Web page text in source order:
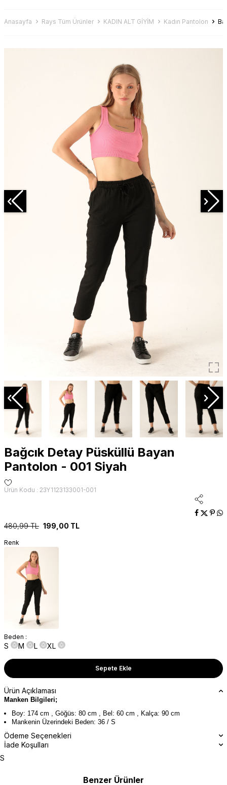
Anasayfa Rays Tüm Ürünler KADIN ALT GİYİM Kadın Pantolon
Bağcık Detay Püsküllü Bayan
Pantolon - 001 Siyah
Ürün Kodu : 23Y1123133001-001
480,99TL 199,00 TL
Renk
Beden :
S M L XL
Sepete Ekle
Ürün Açıklaması
Manken Bilgileri;
Boy: 174 cm , Göğüs: 80 cm , Bel: 60 cm , Kalça: 90 cm
Mankenin Üzerindeki Beden: 36 / S
Ödeme Seçenekleri
İade Koşulları
S
Benzer Ürünler